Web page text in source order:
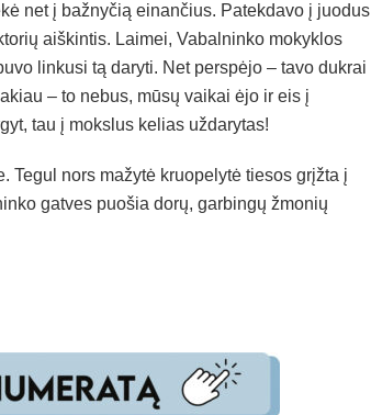
net į bažnyčią einančius. Patekdavo į juodus
aiškintis. Laimei, Vabalninko mokyklos
linkusi tą daryti. Net perspėjo – tavo dukrai
– to nebus, mūsų vaikai ėjo ir eis į
tau į mokslus kelias uždarytas!
Tegul nors mažytė kruopelytė tiesos grįžta į
gatves puošia dorų, garbingų žmonių